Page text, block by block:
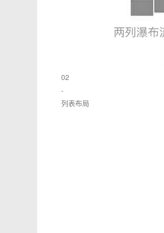
02
-
列表布局